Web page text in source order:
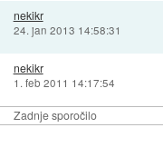
Zadnje sporočilo
nekikr
24. jan 2013 14:58:31
nekikr
1. feb 2011 14:17:54